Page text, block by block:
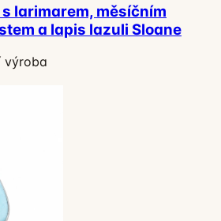
larimarem, měsíčním
a lapis lazuli Sloane
výroba